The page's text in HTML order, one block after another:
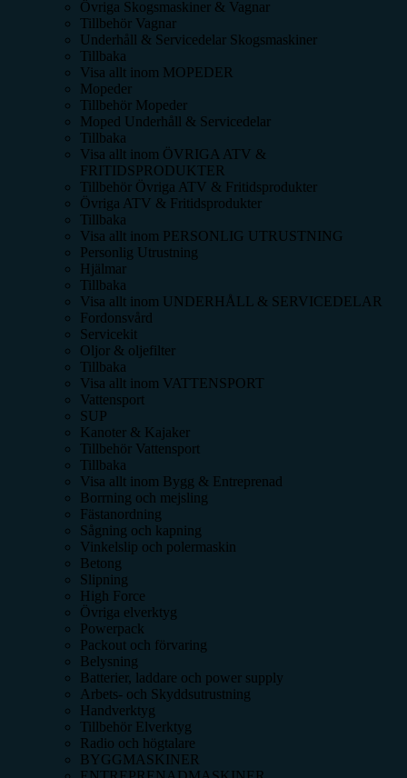
Övriga Skogsmaskiner & Vagnar
Tillbehör Vagnar
Underhåll & Servicedelar Skogsmaskiner
Tillbaka
Visa allt inom MOPEDER
Mopeder
Tillbehör Mopeder
Moped Underhåll & Servicedelar
Tillbaka
Visa allt inom ÖVRIGA ATV &
FRITIDSPRODUKTER
Tillbehör Övriga ATV & Fritidsprodukter
Övriga ATV & Fritidsprodukter
Tillbaka
Visa allt inom PERSONLIG UTRUSTNING
Personlig Utrustning
Hjälmar
Tillbaka
Visa allt inom UNDERHÅLL & SERVICEDELAR
Fordonsvård
Servicekit
Oljor & oljefilter
Tillbaka
Visa allt inom VATTENSPORT
Vattensport
SUP
Kanoter & Kajaker
Tillbehör Vattensport
Tillbaka
Visa allt inom Bygg & Entreprenad
Borrning och mejsling
Fästanordning
Sågning och kapning
Vinkelslip och polermaskin
Betong
Slipning
High Force
Övriga elverktyg
Powerpack
Packout och förvaring
Belysning
Batterier, laddare och power supply
Arbets- och Skyddsutrustning
Handverktyg
Tillbehör Elverktyg
Radio och högtalare
BYGGMASKINER